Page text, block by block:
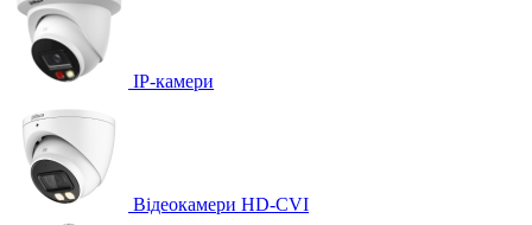
IP-камери
Відеокамери HD-CVI